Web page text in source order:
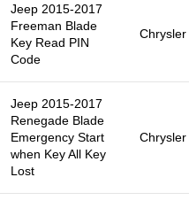
Jeep 2015-2017
Freeman Blade
Key Read PIN
Code
Chrysler
Jeep 2015-2017
Renegade Blade
Emergency Start
when Key All Key
Lost
Chrysler